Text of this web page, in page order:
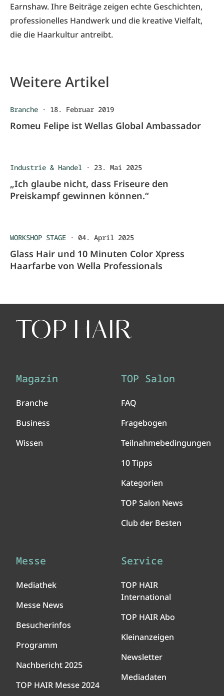
Earnshaw. Ihre Beiträge zeigen echte Geschichten,
professionelles Handwerk und die kreative Vielfalt,
die die Haarkultur antreibt.
Weitere Artikel
Branche · 18. Februar 2019
Romeu Felipe ist Wellas Global Ambassador
Industrie & Handel · 23. Mai 2025
„Ich glaube nicht, dass Friseure den
Preiskampf gewinnen können.“
WORKSHOP STAGE · 04. April 2025
Glass Hair und 10 Minuten Color Xpress
Haarfarbe von Wella Professionals
Magazin
Branche
Business
Wissen
TOP Salon
FAQ
Fragebogen
Teilnahmebedingungen
10 Tipps
Kategorien
TOP Salon News
Club der Besten
Messe
Mediathek
Messe News
Besucherinfos
Programm
Nachbericht 2025
TOP HAIR Messe 2024
Service
TOP HAIR
International
TOP HAIR Abo
Kleinanzeigen
Newsletter
Mediadaten